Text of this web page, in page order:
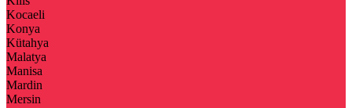
Kocaeli
Konya
Kütahya
Malatya
Manisa
Mardin
Mersin